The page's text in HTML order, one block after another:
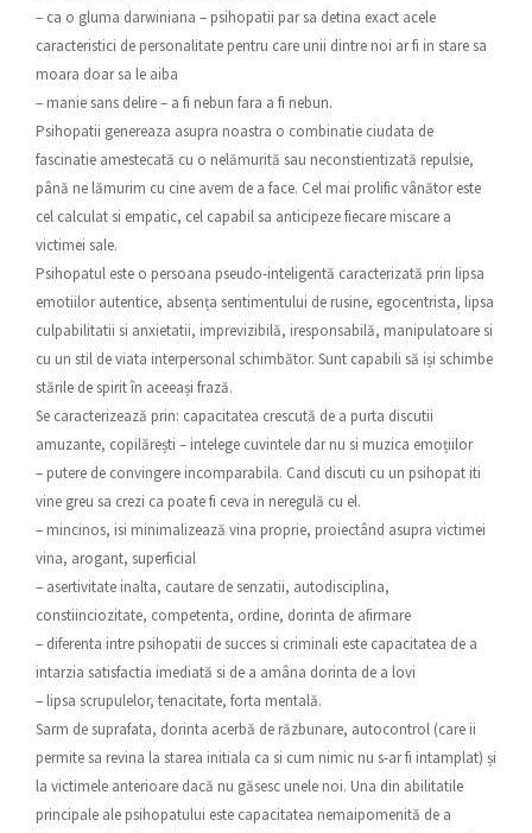
– ca o gluma darwiniana – psihopatii par sa detina exact acele
caracteristici de personalitate pentru care unii dintre noi ar fi in stare sa
moara doar sa le aiba
– manie sans delire – a fi nebun fara a fi nebun.
Psihopatii genereaza asupra noastra o combinatie ciudata de
fascinatie amestecată cu o nelămurită sau neconstientizată repulsie,
până ne lămurim cu cine avem de a face. Cel mai prolific vânător este
cel calculat si empatic, cel capabil sa anticipeze fiecare miscare a
victimei sale.
Psihopatul este o persoana pseudo-inteligentă caracterizată prin lipsa
emotiilor autentice, absența sentimentului de rusine, egocentrista, lipsa
culpabilitatii si anxietatii, imprevizibilă, iresponsabilă, manipulatoare si
cu un stil de viata interpersonal schimbător. Sunt capabili să iși schimbe
stările de spirit în aceeași frază.
Se caracterizează prin: capacitatea crescută de a purta discutii
amuzante, copilărești – intelege cuvintele dar nu si muzica emoțiilor
– putere de convingere incomparabila. Cand discuti cu un psihopat iti
vine greu sa crezi ca poate fi ceva in neregulă cu el.
– mincinos, isi minimalizează vina proprie, proiectând asupra victimei
vina, arogant, superficial
– asertivitate inalta, cautare de senzatii, autodisciplina,
constiinciozitate, competenta, ordine, dorinta de afirmare
– diferenta intre psihopatii de succes si criminali este capacitatea de a
intarzia satisfactia imediată si de a amâna dorinta de a lovi
– lipsa scrupulelor, tenacitate, forta mentală.
Sarm de suprafata, dorinta acerbă de răzbunare, autocontrol (care ii
permite sa revina la starea initiala ca si cum nimic nu s-ar fi intamplat) și
la victimele anterioare dacă nu găsesc unele noi. Una din abilitatile
principale ale psihopatului este capacitatea nemaipomenită de a